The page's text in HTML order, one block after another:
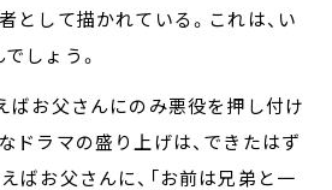
として描かれている。これは、い
しょう。
ばお父さんにのみ悪役を押し付け
ドラマの盛り上げは、できたはず
ばお父さんに、「お前は兄弟と一